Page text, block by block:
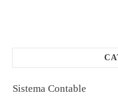
Sistema Contable